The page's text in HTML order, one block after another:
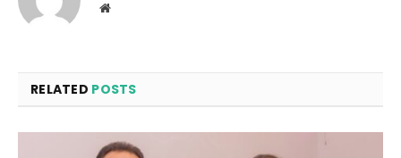
Website
RELATED POSTS